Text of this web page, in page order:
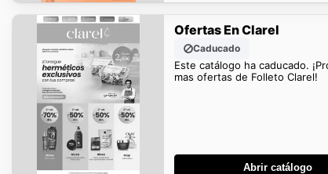
Ofertas En Clarel
Caducado
Este catálogo ha caducado.
mas ofertas de Folleto Clarel!
Abrir catálogo